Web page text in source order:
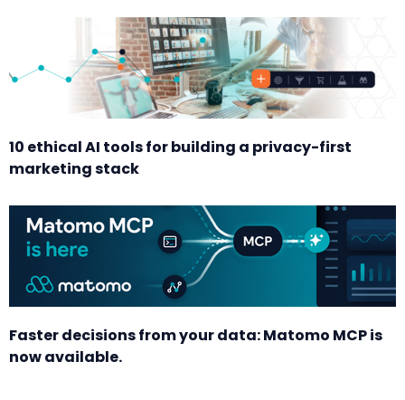
10 ethical AI tools for building a privacy-first
marketing stack
Faster decisions from your data: Matomo MCP is
now available.